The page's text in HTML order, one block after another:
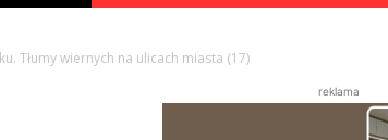
Tłumy wiernych na ulicach miasta (17)
reklama